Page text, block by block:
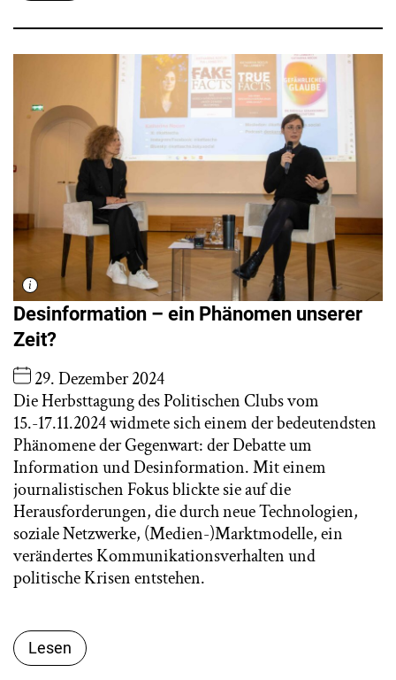
Desinformation – ein Phänomen unserer
Zeit?
29. Dezember 2024
Die Herbsttagung des Politischen Clubs vom
15.-17.11.2024 widmete sich einem der bedeutendsten
Phänomene der Gegenwart: der Debatte um
Information und Desinformation. Mit einem
journalistischen Fokus blickte sie auf die
Herausforderungen, die durch neue Technologien,
soziale Netzwerke, (Medien-)Marktmodelle, ein
verändertes Kommunikationsverhalten und
politische Krisen entstehen.
Lesen